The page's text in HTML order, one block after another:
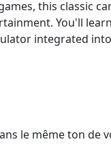
this classic
You'll
integrated
le même ton de